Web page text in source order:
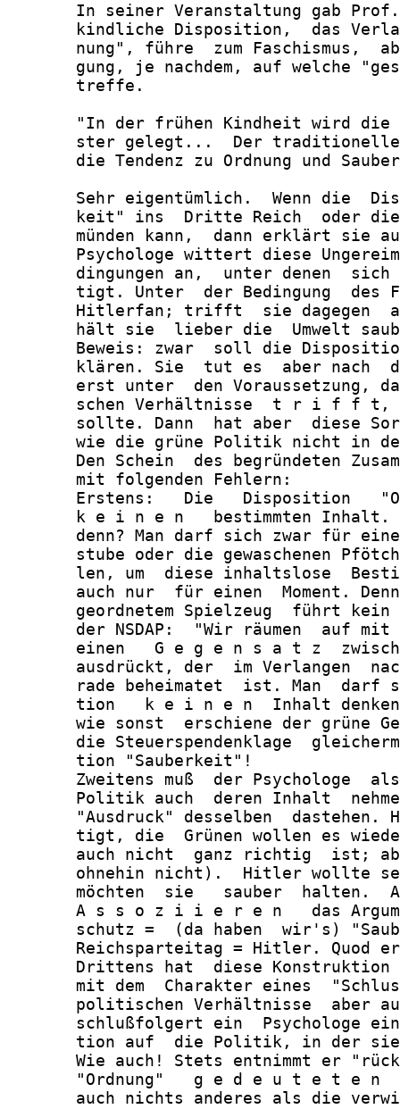
In seiner Veranstaltung gab
kindliche Disposition,  das
nung", führe  zum Faschismus,
gung, je nachdem, auf welche
       treffe.
"In der frühen Kindheit wird
ster gelegt...  Der
die Tendenz zu Ordnung und
Sehr eigentümlich.  Wenn die
keit" ins  Dritte Reich  oder
münden kann,  dann erklärt sie
Psychologe wittert diese
dingungen an,  unter denen
tigt. Unter  der Bedingung  des
Hitlerfan; trifft  sie dagegen
hält sie  lieber die  Umwelt
Beweis: zwar  soll die
klären. Sie  tut es  aber nach
erst unter  den Voraussetzung,
schen Verhältnisse  t r i f f
sollte. Dann  hat aber  diese
wie die grüne Politik nicht in
Den Schein  des begründeten
       mit folgenden Fehlern:
Erstens:   Die   Disposition
k e i n e n   bestimmten
denn? Man darf sich zwar für
stube oder die gewaschenen
len, um  diese inhaltslose
auch nur  für einen  Moment.
geordnetem Spielzeug  führt
der NSDAP:  "Wir räumen  auf
einen   G e g e n s a t z
ausdrückt, der  im Verlangen
rade beheimatet  ist. Man  darf
tion   k e i n e n  Inhalt
wie sonst  erschiene der grüne
die Steuerspendenklage
       tion "Sauberkeit"!
Zweitens muß  der Psychologe
Politik auch  deren Inhalt
"Ausdruck" desselben  dastehen.
tigt, die  Grünen wollen es
auch nicht  ganz richtig  ist;
ohnehin nicht).  Hitler wollte
möchten  sie   sauber  halten.
A s s o z i i e r e n   das
schutz =  (da haben  wir's)
Reichsparteitag = Hitler. Quod
Drittens hat  diese
mit dem  Charakter eines
politischen Verhältnisse  aber
schlußfolgert ein  Psychologe
tion auf  die Politik, in der
Wie auch! Stets entnimmt er
"Ordnung"   g e d e u t e t e n
auch nichts anderes als die